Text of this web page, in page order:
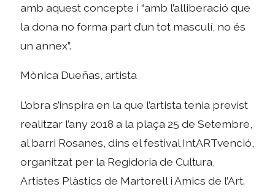
amb aquest concepte i “amb l’alliberació que
la dona no forma part d’un tot masculí, no és
un annex”.
Mònica Dueñas, artista
L’obra s’inspira en la que l’artista tenia previst
realitzar l’any 2018 a la plaça 25 de Setembre,
al barri Rosanes, dins el festival IntARTvenció,
organitzat per la Regidoria de Cultura,
Artistes Plàstics de Martorell i Amics de l’Art.